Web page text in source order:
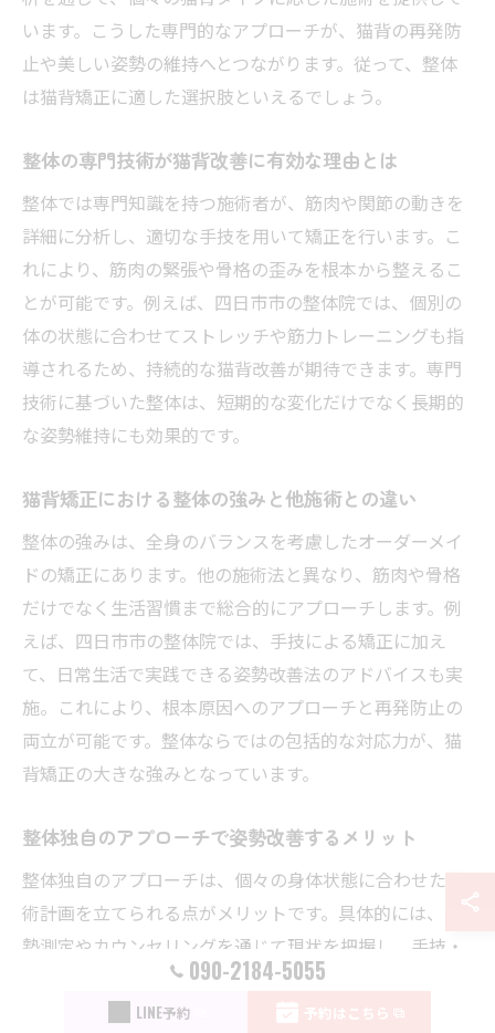
います。こうした専門的なアプローチが、猫背の再発防
止や美しい姿勢の維持へとつながります。従って、整体
は猫背矯正に適した選択肢といえるでしょう。
整体の専門技術が猫背改善に有効な理由とは
整体では専門知識を持つ施術者が、筋肉や関節の動きを
詳細に分析し、適切な手技を用いて矯正を行います。こ
れにより、筋肉の緊張や骨格の歪みを根本から整えるこ
とが可能です。例えば、四日市市の整体院では、個別の
体の状態に合わせてストレッチや筋力トレーニングも指
導されるため、持続的な猫背改善が期待できます。専門
技術に基づいた整体は、短期的な変化だけでなく長期的
な姿勢維持にも効果的です。
猫背矯正における整体の強みと他施術との違い
整体の強みは、全身のバランスを考慮したオーダーメイ
ドの矯正にあります。他の施術法と異なり、筋肉や骨格
だけでなく生活習慣まで総合的にアプローチします。例
えば、四日市市の整体院では、手技による矯正に加え
て、日常生活で実践できる姿勢改善法のアドバイスも実
施。これにより、根本原因へのアプローチと再発防止の
両立が可能です。整体ならではの包括的な対応力が、猫
背矯正の大きな強みとなっています。
整体独自のアプローチで姿勢改善するメリット
整体独自のアプローチは、個々の身体状態に合わせた施
術計画を立てられる点がメリットです。具体的には、姿
勢測定やカウンセリングを通じて現状を把握し、手技・
ストレッチ・筋力強化指導を組み合わせます。こうした
段階的な施術により、猫背だけでなく肩こりや疲労感の
090-2184-5055
LINE予約 予約はこちら